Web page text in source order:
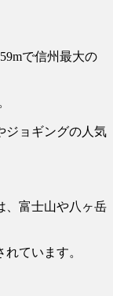
で信州最大の
ジョギングの人気
、富士山や八ヶ岳
ています。